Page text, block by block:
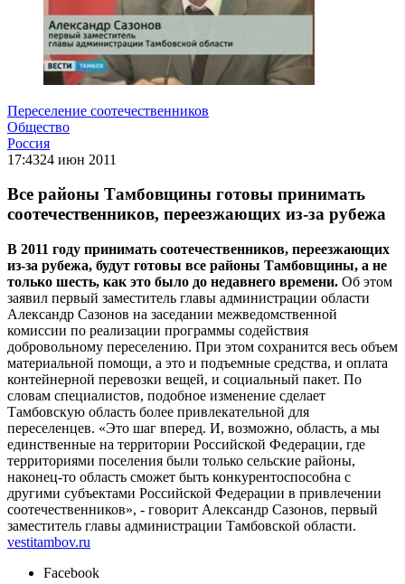
Переселение соотечественников
Общество
Россия
17:4324 июн 2011
Все районы Тамбовщины готовы принимать
соотечественников, переезжающих из-за рубежа
В 2011 году принимать соотечественников, переезжающих
из-за рубежа, будут готовы все районы Тамбовщины, а не
только шесть, как это было до недавнего времени. Об этом
заявил первый заместитель главы администрации области
Александр Сазонов на заседании межведомственной
комиссии по реализации программы содействия
добровольному переселению. При этом сохранится весь объем
материальной помощи, а это и подъемные средства, и оплата
контейнерной перевозки вещей, и социальный пакет. По
словам специалистов, подобное изменение сделает
Тамбовскую область более привлекательной для
переселенцев. «Это шаг вперед. И, возможно, область, а мы
единственные на территории Российской Федерации, где
территориями поселения были только сельские районы,
наконец-то область сможет быть конкурентоспособна с
другими субъектами Российской Федерации в привлечении
соотечественников», - говорит Александр Сазонов, первый
заместитель главы администрации Тамбовской области.
vestitambov.ru
Facebook